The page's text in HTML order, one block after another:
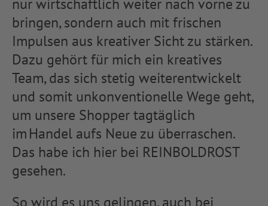
bringen, sondern auch mit frischen
Impulsen aus kreativer Sicht zu stärken.
Dazu gehört für mich ein kreatives
Team, das sich stetig weiterentwickelt
und somit unkonventionelle Wege geht,
um unsere Shopper tagtäglich
im Handel aufs Neue zu überraschen.
Das habe ich hier bei REINBOLDROST
gesehen.
So wird es uns gelingen, auch bei